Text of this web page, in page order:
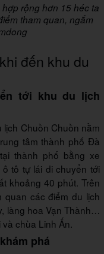
rộng hơn 15 héc ta
tham quan, ngắm
đến khu du
tới khu du lịch
lịch Chuồn Chuồn nằm
tâm thành phố Đà
thành phố bằng xe
tô tự lái di chuyển tới
khoảng 40 phút. Trên
các điểm du lịch
làng hoa Vạn Thành…
chùa Linh Ấn.
phá